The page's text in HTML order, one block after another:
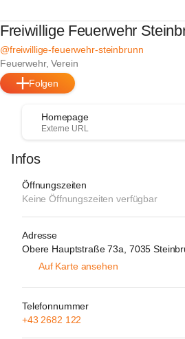
Freiwillige Feuerwehr
@freiwillige-feuerwehr-steinbrunn
Feuerwehr, Verein
Folgen
Homepage
Externe URL
Infos
Öffnungszeiten
Keine Öffnungszeiten verfügbar
Adresse
Obere Hauptstraße 73a, 7035
Auf Karte ansehen
Telefonnummer
+43 2682 122